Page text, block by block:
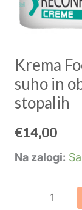
Krema
suho in
stopalih
€14,00
Na zalogi: